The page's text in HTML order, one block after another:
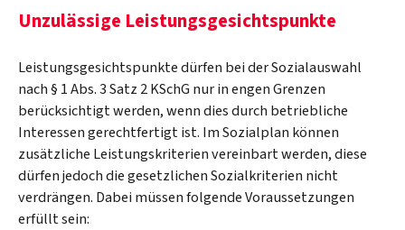
Unzulässige Leistungsgesichtspunkte
Leistungsgesichtspunkte dürfen bei der Sozialauswahl
nach § 1 Abs. 3 Satz 2 KSchG nur in engen Grenzen
berücksichtigt werden, wenn dies durch betriebliche
Interessen gerechtfertigt ist. Im Sozialplan können
zusätzliche Leistungskriterien vereinbart werden, diese
dürfen jedoch die gesetzlichen Sozialkriterien nicht
verdrängen. Dabei müssen folgende Voraussetzungen
erfüllt sein: